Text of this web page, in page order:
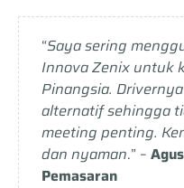
“Saya sering
Innova Zenix untuk
Pinangsia.
alternatif sehingga
meeting penting.
dan nyaman.” –
Pemasaran